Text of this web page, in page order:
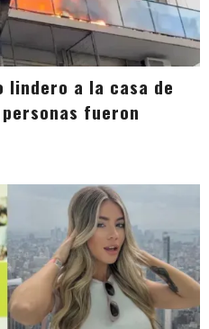
lindero a la casa de
fueron